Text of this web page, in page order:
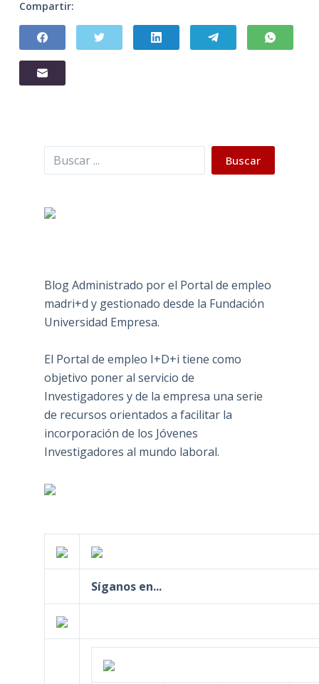
Compartir:
Buscar Buscar
Blog Administrado por el Portal de empleo
madri+d y gestionado desde la Fundación
Universidad Empresa.
El Portal de empleo I+D+i tiene como
objetivo poner al servicio de
Investigadores y de la empresa una serie
de recursos orientados a facilitar la
incorporación de los Jóvenes
Investigadores al mundo laboral.
Síganos en...